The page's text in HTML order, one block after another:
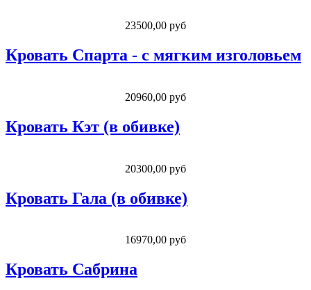
23500,00 руб
Кровать Спарта - с мягким изголовьем
20960,00 руб
Кровать Кэт (в обивке)
20300,00 руб
Кровать Гала (в обивке)
16970,00 руб
Кровать Сабрина